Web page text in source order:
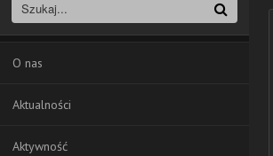
O nas
Aktualności
Aktywność